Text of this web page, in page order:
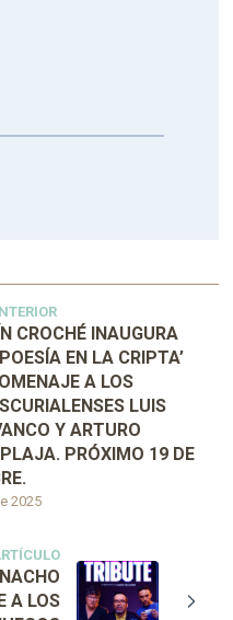
2025
CROCHÉ INAUGURA
EN LA CRIPTA’
A LOS
LUIS
Y ARTURO
PRÓXIMO 19 DE
A LOS